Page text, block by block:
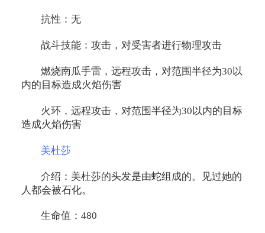
抗性：无
战斗技能：攻击，对受害者进行物理攻击
燃烧南瓜手雷，远程攻击，对范围半径为30以
内的目标造成火焰伤害
火环，远程攻击，对范围半径为30以内的目标
造成火焰伤害
美杜莎
介绍：美杜莎的头发是由蛇组成的。见过她的
人都会被石化。
生命值：480